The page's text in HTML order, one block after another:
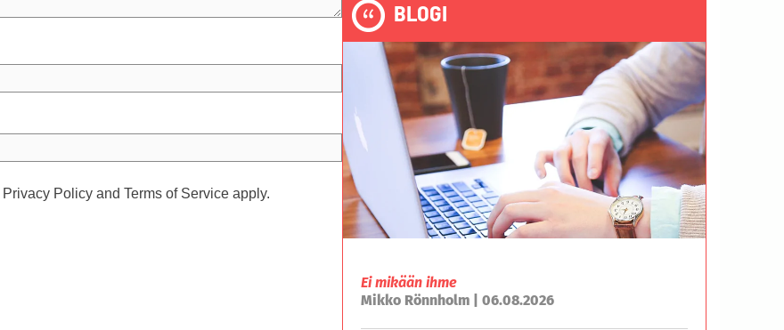
Privacy Policy and Terms of Service apply.
BLOGI
Ei mikään ihme
Mikko Rönnholm | 06.08.2026